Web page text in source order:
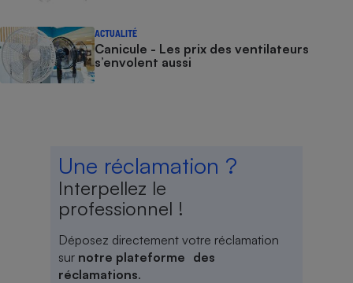
ACTUALITÉ
Canicule - Les prix des ventilateurs
s’envolent aussi
Une réclamation ?
Interpellez le
professionnel !
Déposez directement votre réclamation
sur notre plateforme des
réclamations.